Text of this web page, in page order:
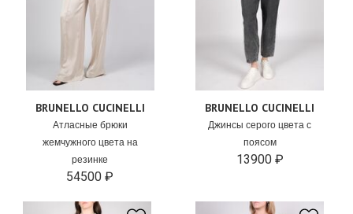
BRUNELLO CUCINELLI
Атласные брюки
жемчужного цвета на
резинке
54500 ₽
BRUNELLO CUCINELLI
Джинсы серого цвета с
поясом
13900 ₽